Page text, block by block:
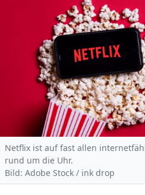
Netflix ist auf fast allen
rund um die Uhr.
Bild: Adobe Stock / ink drop